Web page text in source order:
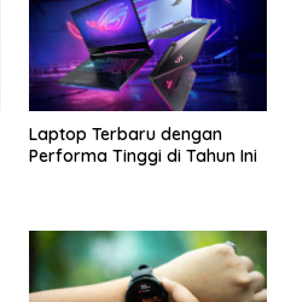
Laptop Terbaru dengan
Performa Tinggi di Tahun Ini